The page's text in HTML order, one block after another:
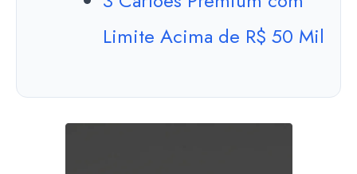
Limite Acima de R$ 50 Mil